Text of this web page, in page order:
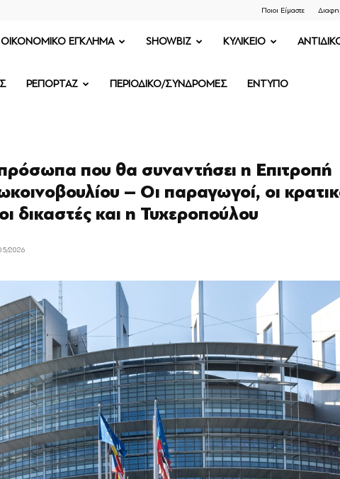
Ποιοι Είμαστε
OIKONOMIKO ΕΓΚΛΗΜΑ SHOWBIZ ΚΥΛΙΚΕΙΟ
ΡΕΠΟΡΤΑΖ ΠΕΡΙΟΔΙΚΟ/ΣΥΝΔΡΟΜΕΣ ΕΝΤΥΠΟ
που θα συναντήσει η Επιτρoπή
– Οι παραγωγοί, οι
δικαστές και η Τυχεροπούλου
2026